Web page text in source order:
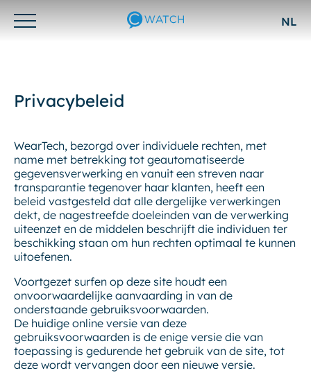
Otwórz/zamknij
NL
Privacybeleid
WearTech, bezorgd over individuele rechten, met
name met betrekking tot geautomatiseerde
gegevensverwerking en vanuit een streven naar
transparantie tegenover haar klanten, heeft een
beleid vastgesteld dat alle dergelijke verwerkingen
dekt, de nagestreefde doeleinden van de verwerking
uiteenzet en de middelen beschrijft die individuen ter
beschikking staan om hun rechten optimaal te kunnen
uitoefenen.
Voortgezet surfen op deze site houdt een
onvoorwaardelijke aanvaarding in van de
onderstaande gebruiksvoorwaarden.
De huidige online versie van deze
gebruiksvoorwaarden is de enige versie die van
toepassing is gedurende het gebruik van de site, tot
deze wordt vervangen door een nieuwe versie.